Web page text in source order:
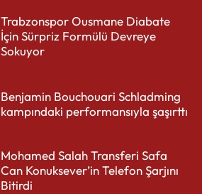
Trabzonspor Ousmane Diabate
İçin Sürpriz Formülü Devreye
Sokuyor
Benjamin Bouchouari Schladming
kampındaki performansıyla şaşırttı
Mohamed Salah Transferi Safa
Can Konuksever’in Telefon Şarjını
Bitirdi